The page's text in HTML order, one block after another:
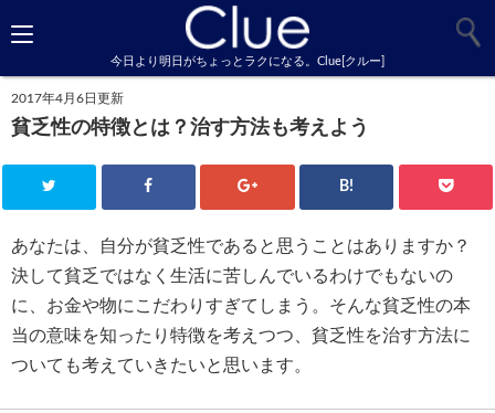
今日より明日がちょっとラクになる。Clue[クルー]
2017年4月6日更新
貧乏性の特徴とは？治す方法も考えよう
B!
あなたは、自分が貧乏性であると思うことはありますか？
決して貧乏ではなく生活に苦しんでいるわけでもないの
に、お金や物にこだわりすぎてしまう。そんな貧乏性の本
当の意味を知ったり特徴を考えつつ、貧乏性を治す方法に
ついても考えていきたいと思います。